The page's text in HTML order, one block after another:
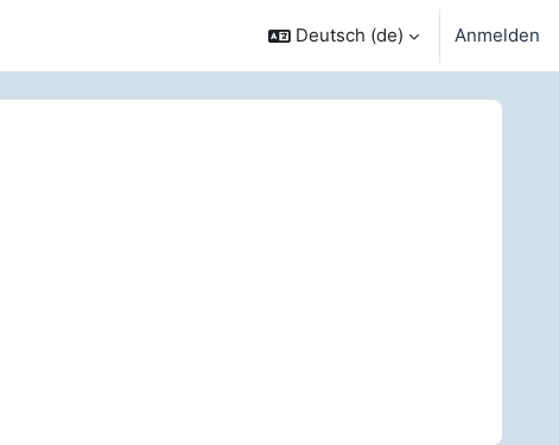
Deutsch ‎(de)‎ Anmelden